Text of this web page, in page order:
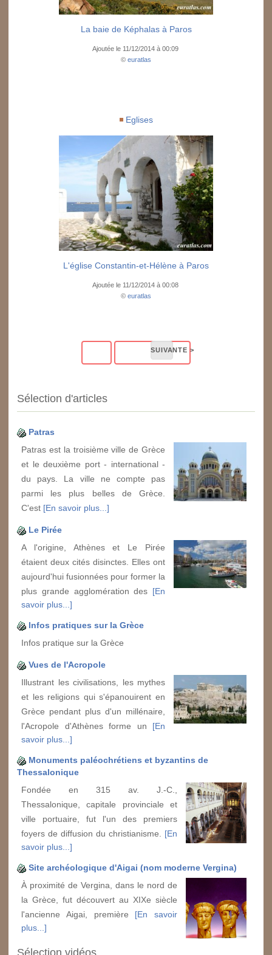
La baie de Képhalas à Paros
Ajoutée le 11/12/2014 à 00:09
© euratlas
Eglises
L'église Constantin-et-Hélène à Paros
Ajoutée le 11/12/2014 à 00:08
© euratlas
Sélection d'articles
Patras
Patras est la troisième ville de Grèce
et le deuxième port - international -
du pays. La ville ne compte pas
parmi les plus belles de Grèce.
C'est [En savoir plus...]
Le Pirée
A l'origine, Athènes et Le Pirée
étaient deux cités disinctes. Elles ont
aujourd'hui fusionnées pour former la
plus grande agglomération des [En
savoir plus...]
Infos pratiques sur la Grèce
Infos pratique sur la Grèce
Vues de l'Acropole
Illustrant les civilisations, les mythes
et les religions qui s'épanouirent en
Grèce pendant plus d'un millénaire,
l'Acropole d'Athènes forme un [En
savoir plus...]
Monuments paléochrétiens et byzantins de
Thessalonique
Fondée en 315 av. J.-C.,
Thessalonique, capitale provinciale et
ville portuaire, fut l'un des premiers
foyers de diffusion du christianisme. [En
savoir plus...]
Site archéologique d'Aigai (nom moderne Vergina)
À proximité de Vergina, dans le nord de
la Grèce, fut découvert au XIXe siècle
l'ancienne Aigai, première [En savoir
plus...]
Sélection vidéos